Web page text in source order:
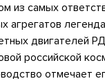
из самых
агрегатов
двигателей
российской
отмечает